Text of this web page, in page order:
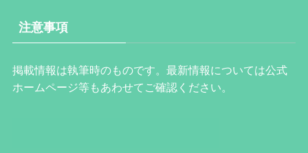
注意事項
掲載情報は執筆時のものです。最新情報については公式
ホームページ等もあわせてご確認ください。